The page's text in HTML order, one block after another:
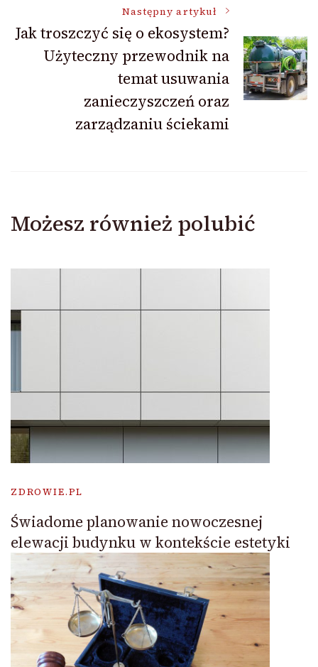
Następny artykuł
Jak troszczyć się o ekosystem?
Użyteczny przewodnik na
temat usuwania
zanieczyszczeń oraz
zarządzaniu ściekami
Możesz również polubić
ZDROWIE.PL
Świadome planowanie nowoczesnej
elewacji budynku w kontekście estetyki